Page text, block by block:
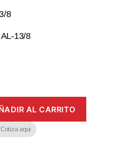
8
13/8
AL CARRITO
Cotiza aqui